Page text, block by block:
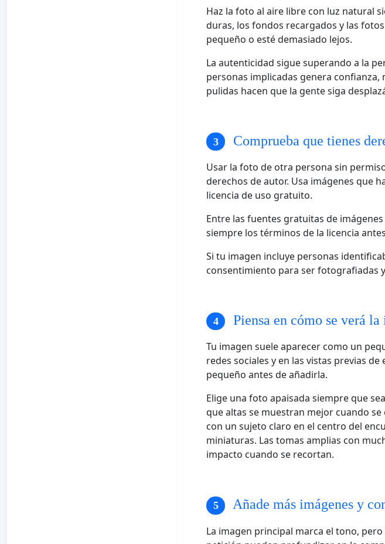
Haz la foto al aire libre con luz natural
duras, los fondos recargados y las
pequeño o esté demasiado lejos.
La autenticidad sigue superando a la
personas implicadas genera
pulidas hacen que la gente siga
Comprueba que tienes
Usar la foto de otra persona sin
derechos de autor. Usa imágenes que
licencia de uso gratuito.
Entre las fuentes gratuitas de
siempre los términos de la licencia
Si tu imagen incluye personas
consentimiento para ser fotografiadas
Piensa en cómo se verá
Tu imagen suele aparecer como un
redes sociales y en las vistas previas
pequeño antes de añadirla.
Elige una foto apaisada siempre que
que altas se muestran mejor cuando
con un sujeto claro en el centro del
miniaturas. Las tomas amplias con
impacto cuando se recortan.
Añade más imágenes y
La imagen principal marca el tono,